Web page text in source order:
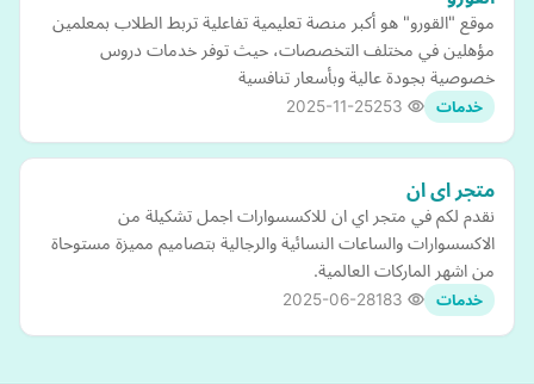
موقع "القورو" هو أكبر منصة تعليمية تفاعلية تربط الطلاب بمعلمين
مؤهلين في مختلف التخصصات، حيث توفر خدمات دروس
خصوصية بجودة عالية وبأسعار تنافسية
خدمات 2025-11-25
متجر اى ان
نقدم لكم في متجر اي ان للاكسسوارات اجمل تشكيلة من
الاكسسوارات والساعات النسائية والرجالية بتصاميم مميزة مستوحاة
من اشهر الماركات العالمية.
خدمات 2025-06-28